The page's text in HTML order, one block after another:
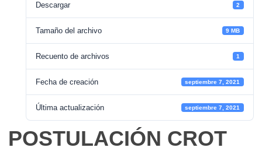
Descargar 2
Tamaño del archivo 9 MB
Recuento de archivos 1
Fecha de creación septiembre 7, 2021
Última actualización septiembre 7, 2021
POSTULACIÓN CROT